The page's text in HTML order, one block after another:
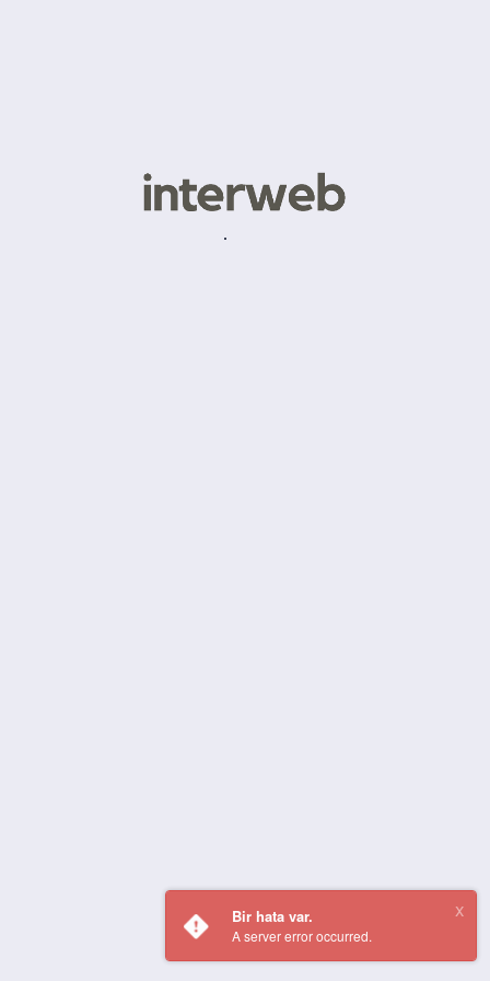
Bir hata var.
A server error occurred.